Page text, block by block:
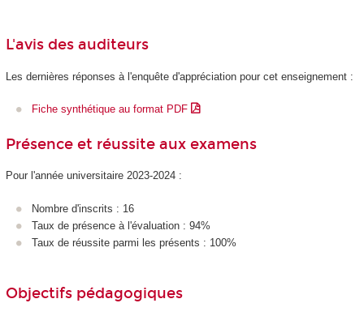
L'avis des auditeurs
Les dernières réponses à l'enquête d'appréciation pour cet enseignement :
Fiche synthétique au format PDF
Présence et réussite aux examens
Pour l'année universitaire 2023-2024 :
Nombre d'inscrits : 16
Taux de présence à l'évaluation : 94%
Taux de réussite parmi les présents : 100%
Objectifs pédagogiques